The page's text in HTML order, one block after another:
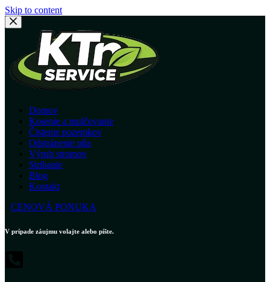
Skip to content
Domov
Kosenie a mulčovanie
Čistenie pozemkov
Odstránenie pňa
Výrub stromov
Strihanie
Blog
Kontakt
CENOVÁ PONUKA
V prípade záujmu volajte alebo píšte.